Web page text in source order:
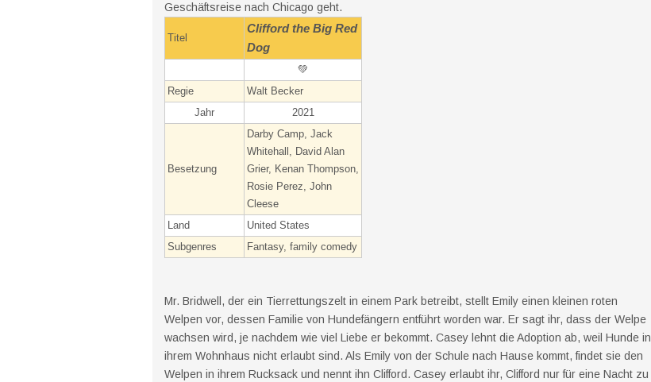
Geschäftsreise nach Chicago geht.
Titel
Clifford the Big Red
Dog
💚
Regie
Walt Becker
Jahr
2021
Besetzung
Darby Camp, Jack
Whitehall, David Alan
Grier, Kenan Thompson,
Rosie Perez, John
Cleese
Land
United States
Subgenres
Fantasy, family comedy
Mr. Bridwell, der ein Tierrettungszelt in einem Park betreibt, stellt Emily einen kleinen roten
Welpen vor, dessen Familie von Hundefängern entführt worden war. Er sagt ihr, dass der Welpe
wachsen wird, je nachdem wie viel Liebe er bekommt. Casey lehnt die Adoption ab, weil Hunde in
ihrem Wohnhaus nicht erlaubt sind. Als Emily von der Schule nach Hause kommt, findet sie den
Welpen in ihrem Rucksack und nennt ihn Clifford. Casey erlaubt ihr, Clifford nur für eine Nacht zu